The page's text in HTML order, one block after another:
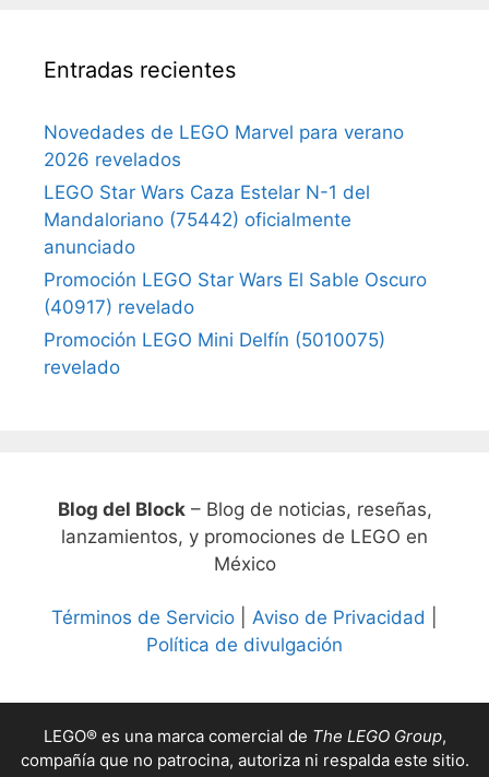
Entradas recientes
Novedades de LEGO Marvel para verano
2026 revelados
LEGO Star Wars Caza Estelar N-1 del
Mandaloriano (75442) oficialmente
anunciado
Promoción LEGO Star Wars El Sable Oscuro
(40917) revelado
Promoción LEGO Mini Delfín (5010075)
revelado
Blog del Block– Blog de noticias, reseñas,
lanzamientos, y promociones de LEGO en
México
Términos de Servicio Aviso de Privacidad
Política de divulgación
LEGO® es una marca comercial de The LEGO Group,
compañía que no patrocina, autoriza ni respalda este sitio.